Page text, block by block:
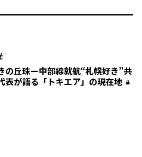
の丘珠ー中部線就航“札幌好き”共
表が語る「トキエア」の現在地